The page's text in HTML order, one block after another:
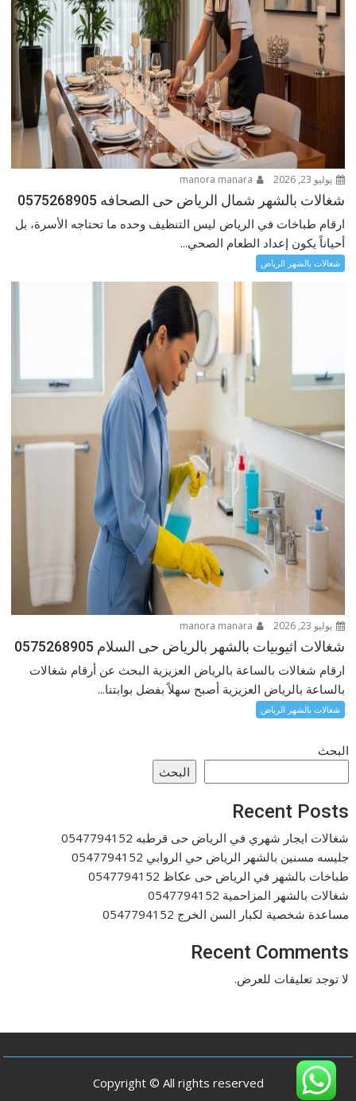
يوليو 23, 2026
شغالات بالشهر شمال الرياض حى الصحافه 0575268905
ارقام طباخات في الرياض ليس التنظيف وحده ما تحتاجه الأسرة، بل
أحياناً يكون إعداد الطعام الصحي...
شغالات بالشهر الرياض
يوليو 23, 2026
شغالات اثيوبيات بالشهر بالرياض حى السلام 0575268905
ارقام شغالات بالساعة بالرياض العزيزية البحث عن أرقام شغالات
بالساعة بالرياض العزيزية أصبح سهلاً بفضل بوابتنا...
شغالات بالشهر الرياض
البحث
البحث
Recent Posts
شغالات ايجار شهري في الرياض حى قرطبه 0547794152
جليسه مسنين بالشهر الرياض حي الروابي 0547794152
طباخات بالشهر في الرياض حى عكاظ 0547794152
شغالات بالشهر المزاحمية 0547794152
مساعدة شخصية لكبار السن الخرج 0547794152
Recent Comments
لا توجد تعليقات للعرض.
Copyright © All rights reserved